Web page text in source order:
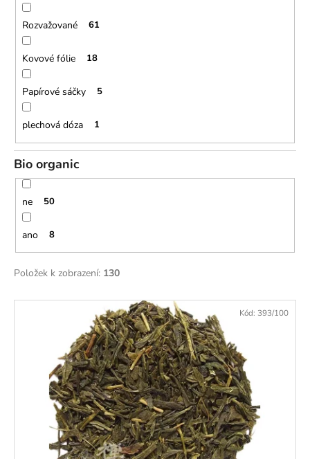
Rozvažované 61
Kovové fólie 18
Papírové sáčky 5
plechová dóza 1
Bio organic
ne 50
ano 8
Položek k zobrazení: 130
Kód: 393/100